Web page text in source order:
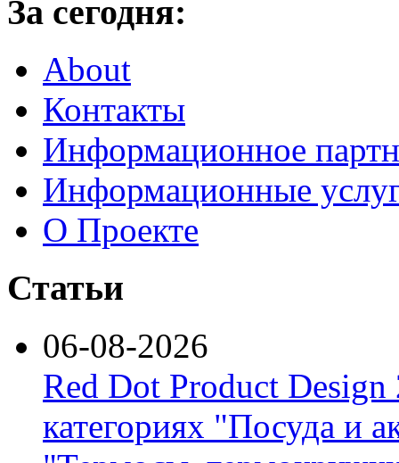
За сегодня:
About
Контакты
Информационное
Информационные
О Проекте
Статьи
06-08-2026
Red Dot Product Design
категориях "Посуда и